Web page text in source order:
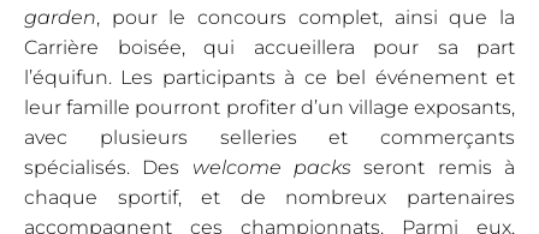
garden, pour le concours complet, ainsi que la
Carrière boisée, qui accueillera pour sa part
l’équifun. Les participants à ce bel événement et
leur famille pourront profiter d’un village exposants,
avec plusieurs selleries et commerçants
spécialisés. Des welcome packs seront remis à
chaque sportif, et de nombreux partenaires
accompagnent ces championnats. Parmi eux,